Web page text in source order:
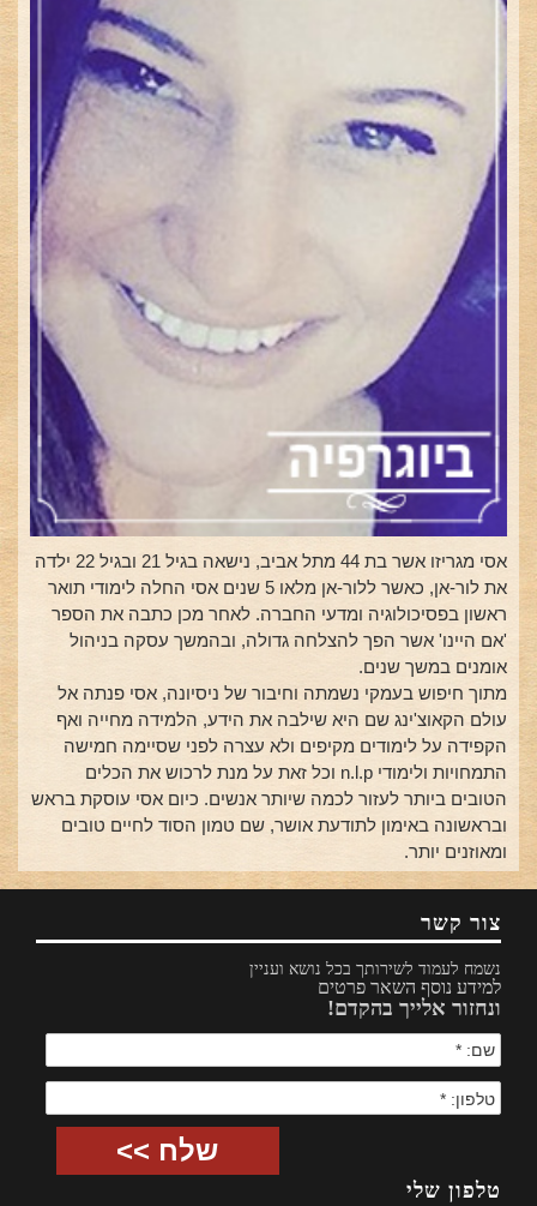
אסי מגריזו אשר בת 44 מתל אביב, נישאה בגיל 21 ובגיל 22 ילדה
את לור-אן, כאשר ללור-אן מלאו 5 שנים אסי החלה לימודי תואר
ראשון בפסיכולוגיה ומדעי החברה. לאחר מכן כתבה את הספר
'אם היינו' אשר הפך להצלחה גדולה, ובהמשך עסקה בניהול
אומנים במשך שנים.
מתוך חיפוש בעמקי נשמתה וחיבור של ניסיונה, אסי פנתה אל
עולם הקאוצ'ינג שם היא שילבה את הידע, הלמידה מחייה ואף
הקפידה על לימודים מקיפים ולא עצרה לפני שסיימה חמישה
התמחויות ולימודי n.l.p וכל זאת על מנת לרכוש את הכלים
הטובים ביותר לעזור לכמה שיותר אנשים. כיום אסי עוסקת בראש
ובראשונה באימון לתודעת אושר, שם טמון הסוד לחיים טובים
ומאוזנים יותר.
צור קשר
נשמח לעמוד לשירותך בכל נושא ועניין
למידע נוסף השאר פרטים
ונחזור אלייך בהקדם!
שלח >>
טלפון שלי